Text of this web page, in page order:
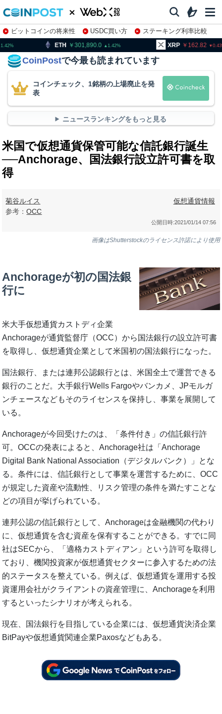
ビットコインの将来性 USDC買い方
ステーキング利率比較
株特集・関連銘柄
301,890.0 1.42 XRP BNB
CoinPostで今最も読まれています
コインチェック、1銘柄の上場廃止を発
表
ニュースランキングをもっと見る
米国で仮想通貨保管可能な信託銀行誕生
──Anchorage、国法銀行設立許可書を取
得
菊谷ルイス
参考：OCC
仮想通貨情報
公開日時:2021/01/14 07:56
画像はShutterstockのライセンス許諾により使用
Anchorageが初の国法銀
行に
米大手仮想通貨カストディ企業
Anchorageが通貨監督庁（OCC）から国法銀行の設立許可書
を取得し、仮想通貨企業として米国初の国法銀行になった。
国法銀行、または連邦公認銀行とは、米国全土で運営できる
銀行のことだ。大手銀行Wells Fargoやバンカメ、JPモルガ
ンチェースなどもそのライセンスを保持し、事業を展開して
いる。
Anchorageが今回受けたのは、「条件付き」の信託銀行許
可。OCCの発表によると、Anchorage社は「Anchorage
Digital Bank National Association（デジタルバンク）」とな
る。条件には、信託銀行として事業を運営するために、OCC
が規定した資産や流動性、リスク管理の条件を満たすことな
どの項目が挙げられている。
連邦公認の信託銀行として、Anchorageは金融機関の代わり
に、仮想通貨を含む資産を保有することができる。すでに同
社はSECから、「適格カストディアン」という許可を取得し
ており、機関投資家が仮想通貨セクターに参入するための法
的ステータスを整えている。例えば、仮想通貨を運用する投
資運用会社がクライアントの資産管理に、Anchorageを利用
するといったシナリオが考えられる。
現在、国法銀行を目指している企業には、仮想通貨決済企業
BitPayや仮想通貨関連企業Paxosなどもある。